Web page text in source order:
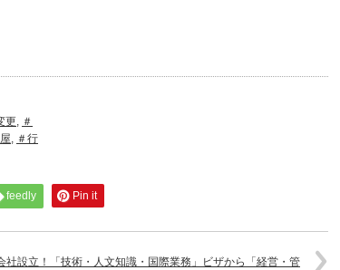
更, ＃
, ＃行
feedly Pin it
社設立！「技術・人文知識・国際業務」ビザから「経営・管